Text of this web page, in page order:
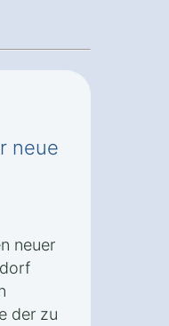
neue
neuer
der zu